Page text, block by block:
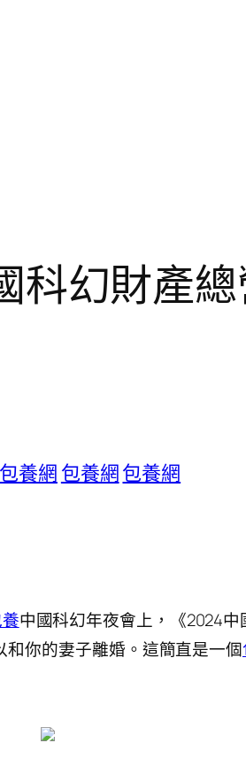
科幻財產
包養網 包養網包養網
中國科幻年夜會上，《2024
和你的妻子離婚。這簡直是一個